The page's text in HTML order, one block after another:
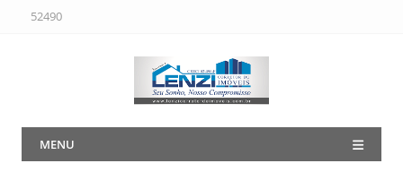
52490
MENU